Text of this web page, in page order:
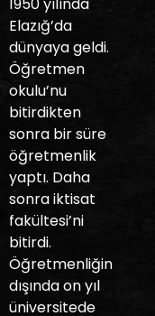
Elazığ’da
dünyaya geldi.
Öğretmen
okulu’nu
bitirdikten
sonra bir süre
öğretmenlik
yaptı. Daha
sonra iktisat
fakültesi’ni
bitirdi.
Öğretmenliğin
dışında on yıl
üniversitede